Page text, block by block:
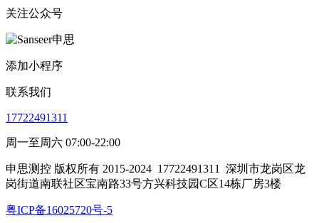
关注公众号
添加小程序
联系我们
17722491311
周一至周六 07:00-22:00
申思测控 版权所有 2015-2024 17722491311
深圳市龙岗区龙
岗街道南联社区宝南路33号方兴科技园C区14栋厂房3楼
粤ICP备16025720号-5